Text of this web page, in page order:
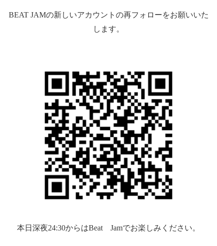
BEAT JAMの新しいアカウントの再フォローをお願いいた
します。
本日深夜24:30からはBeat Jamでお楽しみください。